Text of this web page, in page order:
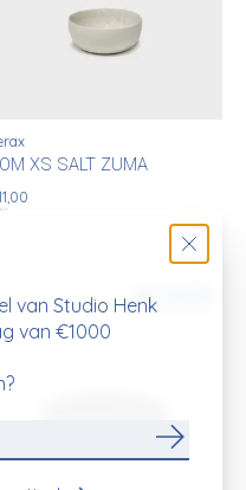
XS SALT ZUMA
36% off
van Studio Henk
van €1000